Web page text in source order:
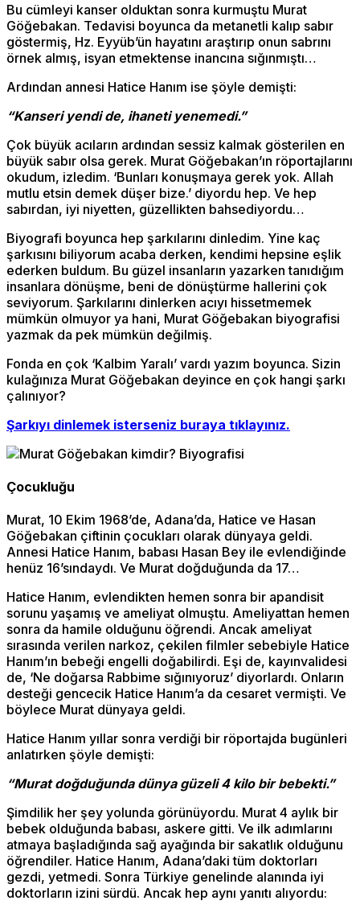
Bu cümleyi kanser olduktan sonra kurmuştu Murat
Göğebakan. Tedavisi boyunca da metanetli kalıp sabır
göstermiş, Hz. Eyyüb’ün hayatını araştırıp onun sabrını
örnek almış, isyan etmektense inancına sığınmıştı…
Ardından annesi Hatice Hanım ise şöyle demişti:
“Kanseri yendi de, ihaneti yenemedi.”
Çok büyük acıların ardından sessiz kalmak gösterilen en
büyük sabır olsa gerek. Murat Göğebakan’ın röportajlarını
okudum, izledim. ‘Bunları konuşmaya gerek yok. Allah
mutlu etsin demek düşer bize.’ diyordu hep. Ve hep
sabırdan, iyi niyetten, güzellikten bahsediyordu…
Biyografi boyunca hep şarkılarını dinledim. Yine kaç
şarkısını biliyorum acaba derken, kendimi hepsine eşlik
ederken buldum. Bu güzel insanların yazarken tanıdığım
insanlara dönüşme, beni de dönüştürme hallerini çok
seviyorum. Şarkılarını dinlerken acıyı hissetmemek
mümkün olmuyor ya hani, Murat Göğebakan biyografisi
yazmak da pek mümkün değilmiş.
Fonda en çok ‘Kalbim Yaralı’ vardı yazım boyunca. Sizin
kulağınıza Murat Göğebakan deyince en çok hangi şarkı
çalınıyor?
Şarkıyı dinlemek isterseniz buraya tıklayınız.
Çocukluğu
Murat, 10 Ekim 1968’de, Adana’da, Hatice ve Hasan
Göğebakan çiftinin çocukları olarak dünyaya geldi.
Annesi Hatice Hanım, babası Hasan Bey ile evlendiğinde
henüz 16’sındaydı. Ve Murat doğduğunda da 17…
Hatice Hanım, evlendikten hemen sonra bir apandisit
sorunu yaşamış ve ameliyat olmuştu. Ameliyattan hemen
sonra da hamile olduğunu öğrendi. Ancak ameliyat
sırasında verilen narkoz, çekilen filmler sebebiyle Hatice
Hanım’ın bebeği engelli doğabilirdi. Eşi de, kayınvalidesi
de, ‘Ne doğarsa Rabbime sığınıyoruz’ diyorlardı. Onların
desteği gencecik Hatice Hanım’a da cesaret vermişti. Ve
böylece Murat dünyaya geldi.
Hatice Hanım yıllar sonra verdiği bir röportajda bugünleri
anlatırken şöyle demişti:
“Murat doğduğunda dünya güzeli 4 kilo bir bebekti.”
Şimdilik her şey yolunda görünüyordu. Murat 4 aylık bir
bebek olduğunda babası, askere gitti. Ve ilk adımlarını
atmaya başladığında sağ ayağında bir sakatlık olduğunu
öğrendiler. Hatice Hanım, Adana’daki tüm doktorları
gezdi, yetmedi. Sonra Türkiye genelinde alanında iyi
doktorların izini sürdü. Ancak hep aynı yanıtı alıyordu: